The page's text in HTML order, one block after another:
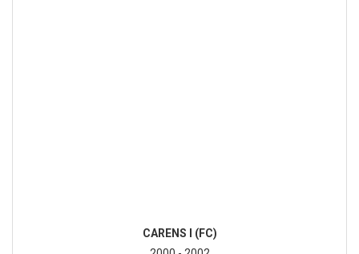
CARENS I (FC)